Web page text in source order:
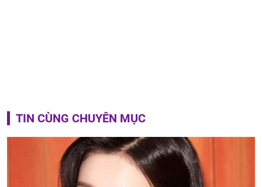
TIN CÙNG CHUYÊN MỤC